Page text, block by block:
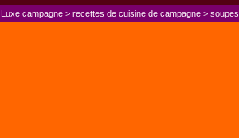
Luxe campagne > recettes de cuisine de campagne > soupes